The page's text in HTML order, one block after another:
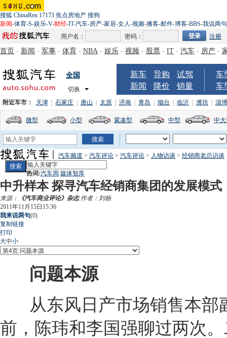
搜狐 ChinaRen 17173 焦点房地产 搜狗
新闻-体育-S-娱乐-V-财经-IT-汽车-房产-家居-女人-视频-播客-邮件-博客-BBS-我说两句
用户名：
密码： 注册
首页 - 新闻 - 军事 - 体育 - NBA - 娱乐 - 视频 - 股票 - IT - 汽车 - 房产 -
全国
切换
新车 导购
试驾
新闻
降价 销量
车
车
附近车市： 天津 石家庄 唐山 太原 济南 青岛 烟台 临沂 潍坊 淄博
微型 小型 紧凑型 中型 中
汽车频道 > 汽车评论 > 汽车评论 > 人物访谈 > 经销商老总访谈
热词:汽车周 媒体智库
中升样本 探寻汽车经销商集团的发展模式
来源： 《汽车商业评论》杂志作者：刘杨
2011年11月15日15:36
我来说两句(0)
复制链接
打印
大中小
问题本源
从东风日产市场销售本部
前，陈玮和李国强聊过两次